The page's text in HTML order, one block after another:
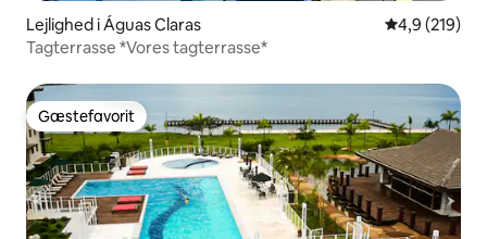
Lejlighed i Águas Claras 4,9 ud af 5 i
4,9 (219)
Tagterrasse *Vores tagterrasse*
Gæstefavorit
Gæstefavorit